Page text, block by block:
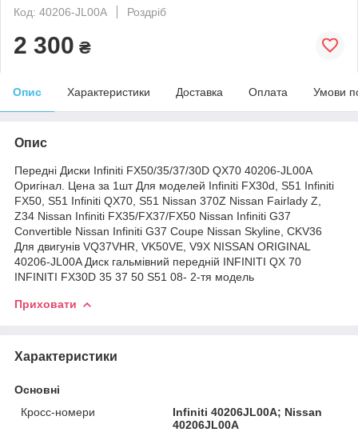
Код: 40206-JL00A
Роздріб
2 300 ₴
Опис Характеристики Доставка Оплата Умови
Опис
Передні Диски Infiniti FX50/35/37/30D QX70 40206-JL00A
Оригінал. Цена за 1шт Для моделей Infiniti FX30d, S51 Infiniti
FX50, S51 Infiniti QX70, S51 Nissan 370Z Nissan Fairlady Z,
Z34 Nissan Infiniti FX35/FX37/FX50 Nissan Infiniti G37
Convertible Nissan Infiniti G37 Coupe Nissan Skyline, CKV36
Для двигунів VQ37VHR, VK50VE, V9X NISSAN ORIGINAL
40206-JL00A Диск гальмівний передній INFINITI QX 70
INFINITI FX30D 35 37 50 S51 08- 2-тя модель
Приховати
Характеристики
Основні
Кросс-номери
Infiniti 40206JL00A; Nissan
40206JL00A